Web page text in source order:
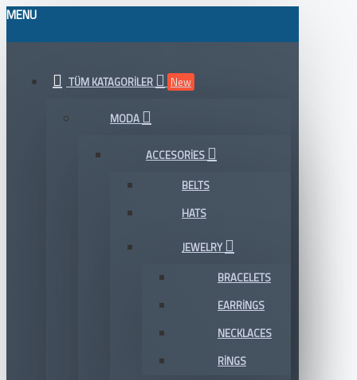
MENU
TÜM KATAGORILER New
MODA
ACCESORIES
BELTS
HATS
JEWELRY
BRACELETS
EARRINGS
NECKLACES
RINGS